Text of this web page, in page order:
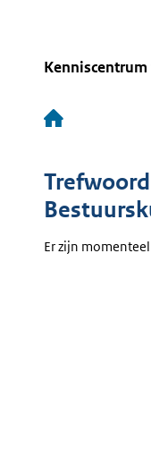
Hoofdnavigatie
Er zijn